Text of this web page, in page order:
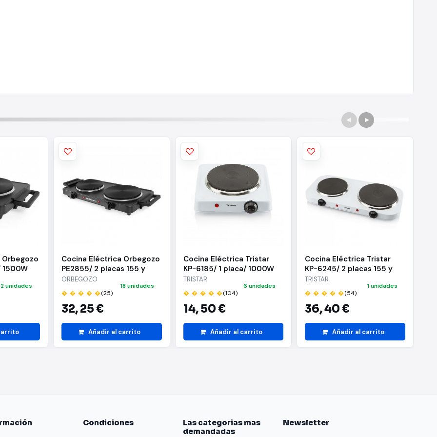
1500W
2 unidades
Cocina Eléctrica Orbegozo
PE2855/ 2 placas 155 y
185mm/ 1000W - 1500W
ORBEGOZO
� � � � �(25)
32,25 €
18 unidades
Añadir al carrito
Cocina Eléctrica Tristar
KP-6185/ 1 placa/ 1000W
TRISTAR
� � � � �(104)
14,50 €
6 unidades
Añadir al carrito
Cocina Eléctrica Tristar
KP-6245/ 2 placas 155 y
185mm/ 1000W - 1500W
TRISTAR
� � � � �(54)
36,40 €
1 unidades
Añadir al carrito
Condiciones
Las categorias mas
demandadas
Newsletter